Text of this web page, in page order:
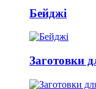
Бейджі
Заготовки